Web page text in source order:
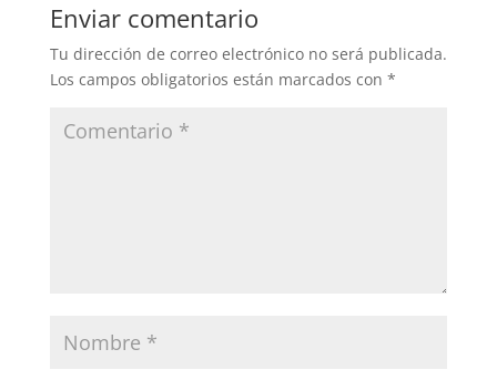
Enviar comentario
Tu dirección de correo electrónico no será publicada.
Los campos obligatorios están marcados con *